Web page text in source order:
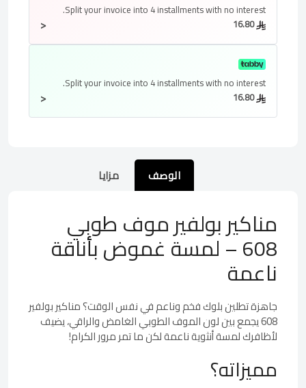
Split your invoice into 4 installmentswith no interest.
< 16.80
Split your invoice into 4 installmentswith no interest.
< 16.80
الوصف مزايا
مناكير بولفير موف طوبي
608 – لمسة غموض بأناقة
ناعمة
جاهزة تطلين بلوك فخم وناعم في نفس الوقت؟ مناكير بولفير
608 يجمع بين لون الموف الطوبي الغامض والراقي، يضيف
لأظافرك لمسة أنثوية ناعمة لكن ما تمر مرور الكرام!
مميزاته؟